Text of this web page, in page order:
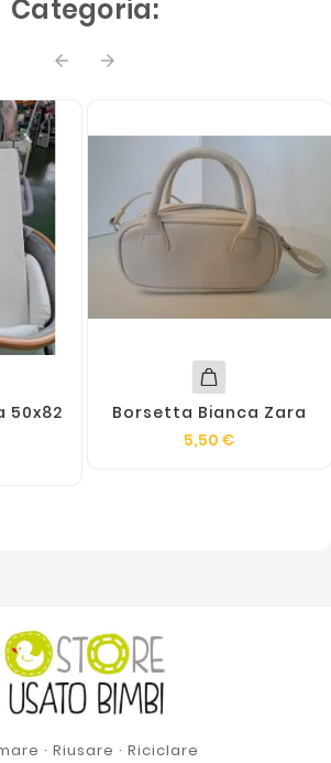
Categoria:
 
50x82
Borsetta Bianca Zara
5,50 €
· Riusare · Riciclare